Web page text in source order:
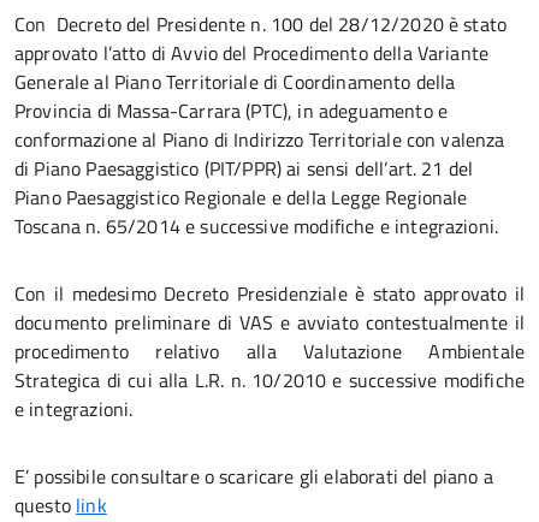
Con Decreto del Presidente n. 100 del 28/12/2020 è stato
approvato l’atto di Avvio del Procedimento della Variante
Generale al Piano Territoriale di Coordinamento della
Provincia di Massa-Carrara (PTC), in adeguamento e
conformazione al Piano di Indirizzo Territoriale con valenza
di Piano Paesaggistico (PIT/PPR) ai sensi dell’art. 21 del
Piano Paesaggistico Regionale e della Legge Regionale
Toscana n. 65/2014 e successive modifiche e integrazioni.
Con il medesimo Decreto Presidenziale è stato approvato il
documento preliminare di VAS e avviato contestualmente il
procedimento relativo alla Valutazione Ambientale
Strategica di cui alla L.R. n. 10/2010 e successive modifiche
e integrazioni.
E’ possibile consultare o scaricare gli elaborati del piano a
questo link